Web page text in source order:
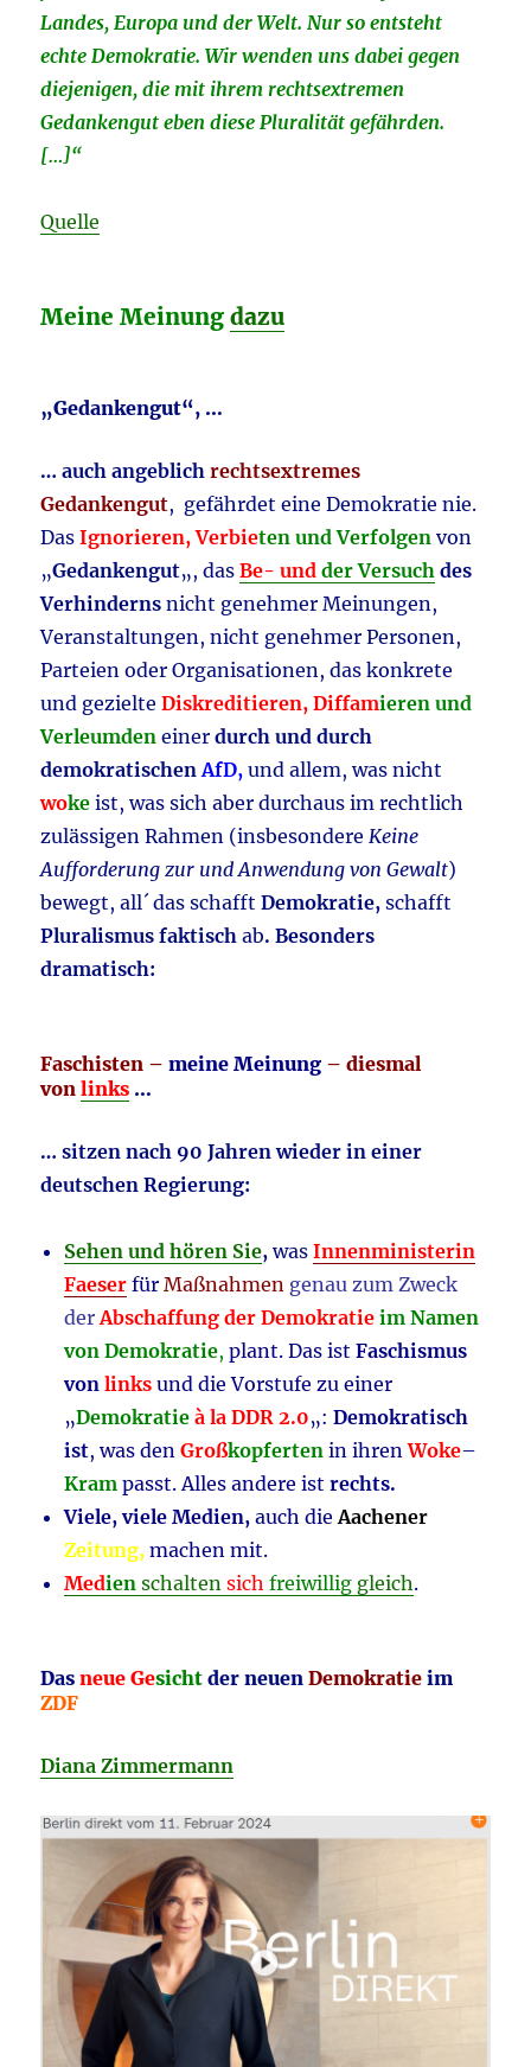
Landes, Europa und der Welt. Nur so entsteht
echte Demokratie. Wir wenden uns dabei gegen
diejenigen, die mit ihrem rechtsextremen
Gedankengut eben diese Pluralität gefährden.
[…]“
Quelle
Meine Meinungdazu
„Gedankengut“, …
… auch angeblichrechtsextremes
Gedankengut, gefährdet eine Demokratie nie.
DasIgnorieren, Verbieten und Verfolgenvon
„Gedankengut„, dasBe- und der Versuch des
Verhinderns nicht genehmer Meinungen,
Veranstaltungen, nicht genehmer Personen,
Parteien oder Organisationen, das konkrete
und gezielteDiskreditieren, Diffamieren und
Verleumden einerdurch und durch
demokratischen AfD, und allem, was nicht
woke ist, was sich aber durchaus im rechtlich
zulässigen Rahmen (insbesondere Keine
Aufforderung zur und Anwendung von Gewalt)
bewegt, all´ das schafft Demokratie,schafft
Pluralismus faktischab. Besonders
dramatisch:
Faschisten –meine Meinung – diesmal
vonlinks …
… sitzen nach 90 Jahren wieder in einer
deutschen Regierung:
Sehen und hören Sie,wasInnenministerin
Faeser für Maßnahmen genau zum Zweck
der Abschaffung der Demokratieim Namen
von Demokratie, plant. Das istFaschismus
vonlinks und die Vorstufe zu einer
„Demokratie à la DDR 2.0„:Demokratisch
ist, was denGroßkopferten in ihrenWoke–
Kram passt. Alles andere ist rechts.
Viele, viele Medien, auch dieAachener
Zeitung, machen mit.
Medien schaltensich freiwillig gleich.
Dasneue Gesicht der neuenDemokratie im
ZDF
Diana Zimmermann